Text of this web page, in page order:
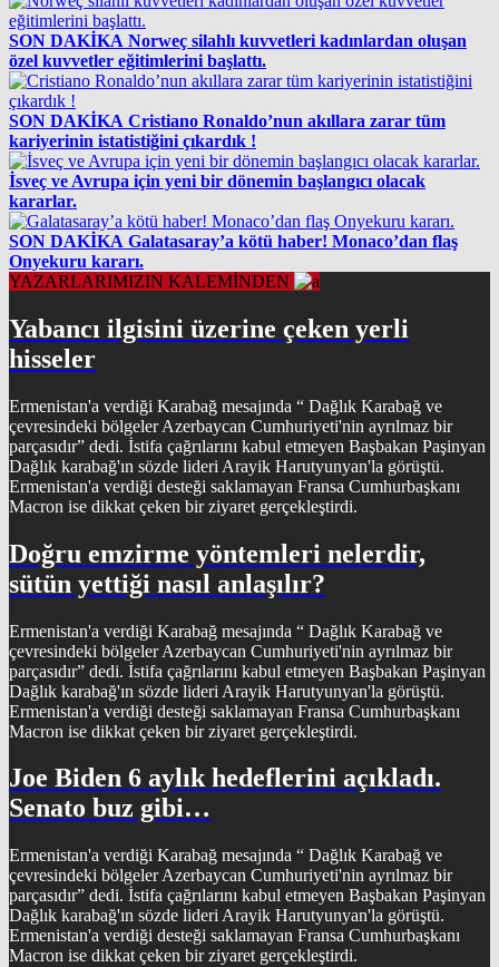
SON DAKİKA Norweç silahlı kuvvetleri kadınlardan oluşan
özel kuvvetler eğitimlerini başlattı.
SON DAKİKA Cristiano Ronaldo’nun akıllara zarar tüm
kariyerinin istatistiğini çıkardık !
İsveç ve Avrupa için yeni bir dönemin başlangıcı olacak
kararlar.
SON DAKİKA Galatasaray’a kötü haber! Monaco’dan flaş
Onyekuru kararı.
YAZARLARIMIZIN KALEMİNDEN
Yabancı ilgisini üzerine çeken yerli
hisseler
Ermenistan'a verdiği Karabağ mesajında “ Dağlık Karabağ ve
çevresindeki bölgeler Azerbaycan Cumhuriyeti'nin ayrılmaz bir
parçasıdır” dedi. İstifa çağrılarını kabul etmeyen Başbakan Paşinyan
Dağlık karabağ'ın sözde lideri Arayik Harutyunyan'la görüştü.
Ermenistan'a verdiği desteği saklamayan Fransa Cumhurbaşkanı
Macron ise dikkat çeken bir ziyaret gerçekleştirdi.
Doğru emzirme yöntemleri nelerdir,
sütün yettiği nasıl anlaşılır?
Ermenistan'a verdiği Karabağ mesajında “ Dağlık Karabağ ve
çevresindeki bölgeler Azerbaycan Cumhuriyeti'nin ayrılmaz bir
parçasıdır” dedi. İstifa çağrılarını kabul etmeyen Başbakan Paşinyan
Dağlık karabağ'ın sözde lideri Arayik Harutyunyan'la görüştü.
Ermenistan'a verdiği desteği saklamayan Fransa Cumhurbaşkanı
Macron ise dikkat çeken bir ziyaret gerçekleştirdi.
Joe Biden 6 aylık hedeflerini açıkladı.
Senato buz gibi…
Ermenistan'a verdiği Karabağ mesajında “ Dağlık Karabağ ve
çevresindeki bölgeler Azerbaycan Cumhuriyeti'nin ayrılmaz bir
parçasıdır” dedi. İstifa çağrılarını kabul etmeyen Başbakan Paşinyan
Dağlık karabağ'ın sözde lideri Arayik Harutyunyan'la görüştü.
Ermenistan'a verdiği desteği saklamayan Fransa Cumhurbaşkanı
Macron ise dikkat çeken bir ziyaret gerçekleştirdi.